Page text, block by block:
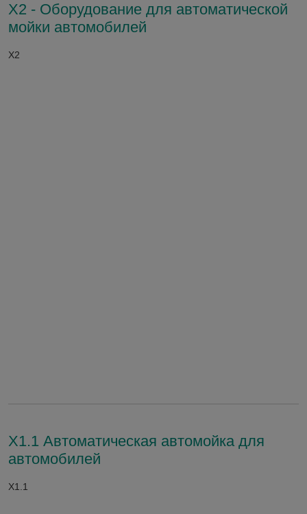
X2 - Оборудование для автоматической
мойки автомобилей
X2
X1.1 Автоматическая автомойка для
автомобилей
X1.1